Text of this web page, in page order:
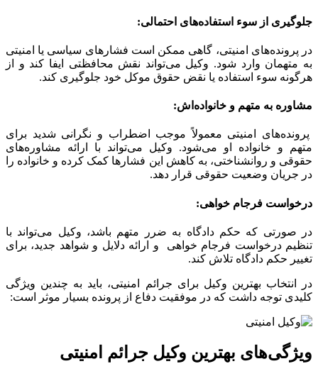
جلوگیری از سوء استفاده‌های احتمالی:
در پرونده‌های امنیتی، گاهی ممکن است فشارهای سیاسی یا امنیتی
به متهمان وارد شود. وکیل می‌تواند نقش محافظتی ایفا کند و از
هرگونه سوء استفاده یا نقض حقوق موکل خود جلوگیری کند.
مشاوره به متهم و خانواده‌اش:
پرونده‌های امنیتی معمولاً موجب اضطراب و نگرانی شدید برای
متهم و خانواده او می‌شود. وکیل می‌تواند با ارائه مشاوره‌های
حقوقی و روانشناختی، به کاهش این فشارها کمک کرده و خانواده را
در جریان وضعیت حقوقی قرار دهد.
درخواست فرجام خواهی:
در صورتی که حکم دادگاه به ضرر متهم باشد، وکیل می‌تواند با
تنظیم درخواست فرجام خواهی و ارائه دلایل و شواهد جدید، برای
تغییر حکم دادگاه تلاش کند.
در انتخاب بهترین وکیل برای جرائم امنیتی، باید به چندین ویژگی
کلیدی توجه داشت که در موفقیت دفاع از پرونده بسیار موثر است:
ویژگی‌های بهترین وکیل جرائم امنیتی